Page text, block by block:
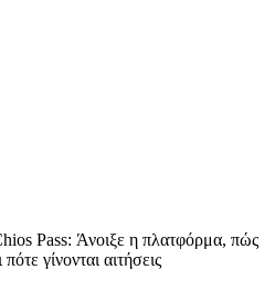
Pass: Άνοιξε η πλατφόρμα, πώς
γίνονται αιτήσεις